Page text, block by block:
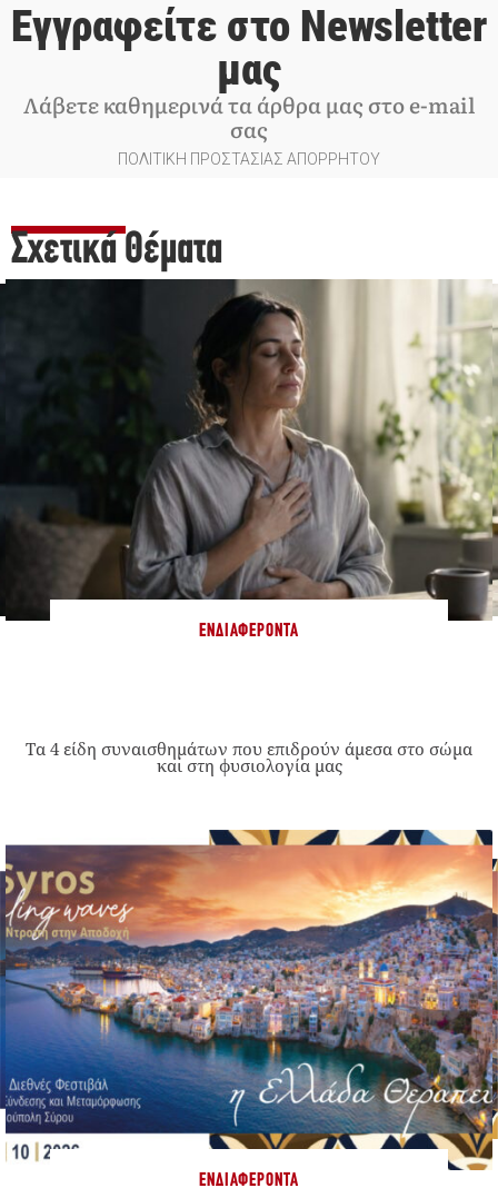
Εγγραφείτε στο Newsletter
μας
Λάβετε καθημερινά τα άρθρα μας στο e-mail
σας
ΠΟΛΙΤΙΚΗ ΠΡΟΣΤΑΣΙΑΣ ΑΠΟΡΡΗΤΟΥ
Σχετικά Θέματα
ΕΝΔΙΑΦΈΡΟΝΤΑ
Τα 4 είδη συναισθημάτων που επιδρούν άμεσα στο σώμα
και στη φυσιολογία μας
ΕΝΔΙΑΦΈΡΟΝΤΑ